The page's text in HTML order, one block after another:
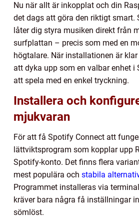
Nu när allt är inkopplat och din
det dags att göra den riktigt smart.
låter dig styra musiken direkt från
surfplattan – precis som med en
högtalare. När installationen är
att dyka upp som en valbar enhet i
att spela med en enkel tryckning.
Installera och
mjukvaran
För att få Spotify Connect att
lättviktsprogram som kopplar upp
Spotify-konto. Det finns flera
mest populära och stabila
Programmet installeras via
kräver bara några få inställningar
sömlöst.